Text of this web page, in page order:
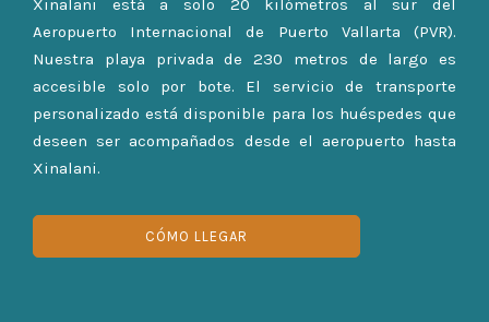
Xinalani está a solo 20 kilómetros al sur del
Aeropuerto Internacional de Puerto Vallarta (PVR).
Nuestra playa privada de 230 metros de largo es
accesible solo por bote. El servicio de transporte
personalizado está disponible para los huéspedes que
deseen ser acompañados desde el aeropuerto hasta
Xinalani.
CÓMO LLEGAR